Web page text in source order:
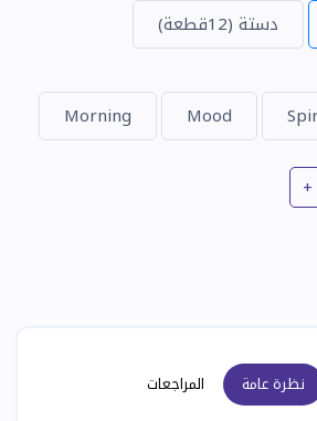
دستة (12قطعة)
Mood
Morning
+
نظرة عامة المراجعات